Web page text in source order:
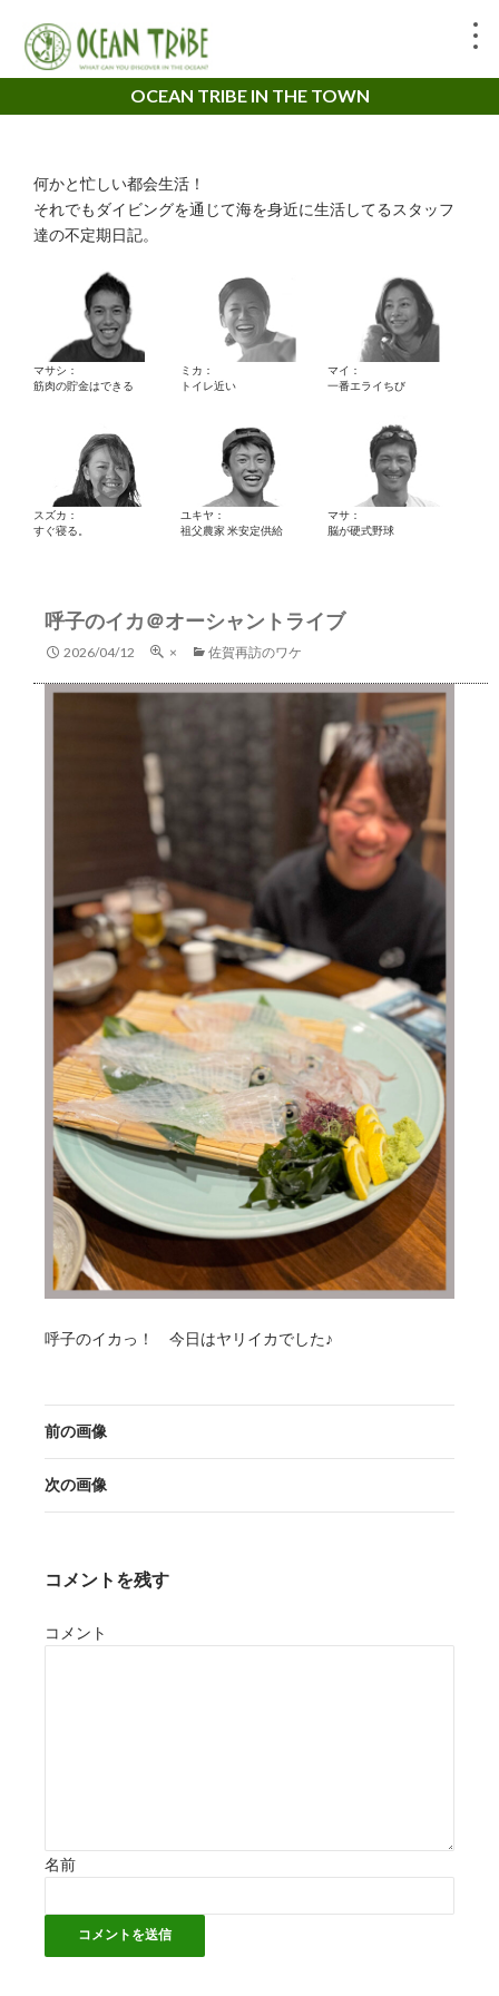
OCEAN TRIBE IN THE TOWN
何かと忙しい都会生活！
それでもダイビングを通じて海を身近に生活してるスタッフ
達の不定期日記。
マサシ：
筋肉の貯金はできる
ミカ：
トイレ近い
マイ：
一番エライちび
スズカ：
すぐ寝る。
ユキヤ：
祖父農家 米安定供給
マサ：
脳が硬式野球
呼子のイカ＠オーシャントライブ
2026/04/12 × 佐賀再訪のワケ
呼子のイカっ！ 今日はヤリイカでした♪
前の画像
次の画像
コメントを残す
コメント
名前